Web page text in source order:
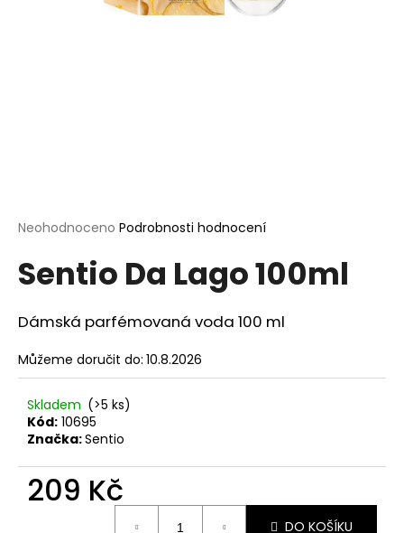
Průměrné
produktu
je
z
5
Neohodnoceno Podrobnosti hodnocení
Sentio Da Lago 100ml
Dámská parfémovaná voda 100 ml
Můžeme doručit do: 10.8.2026
Skladem (>5 ks)
Kód: 10695
Značka:Sentio
209 Kč
DO KOŠÍKU
D
p
r
č
u
e
m